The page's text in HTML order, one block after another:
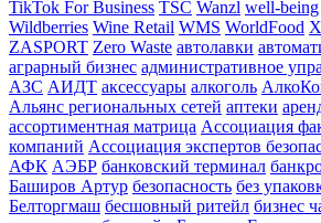
TikTok For Business TSC Wanzl well-being
Wildberries Wine Retail WMS WorldFood
ZASPORT Zero Waste автолавки
аграрный бизнес административное
АЗС АИДТ аксессуары алкоголь
Альянс региональных сетей аптеки
ассортиментная матрица Ассоциация
компаний Ассоциация экспертов
АФК АЭБР банковский терминал
Баширов Артур безопасность без
Белторгмаш бесшовный ритейл бизнес